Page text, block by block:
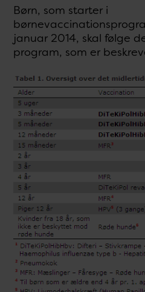
Børn, som starter i
januar 2014, skal følge
program, som er